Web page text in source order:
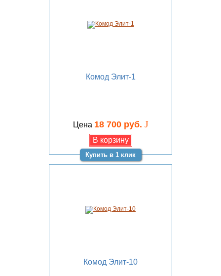
Комод Элит-1
Цена 18 700 руб. J
Купить в 1 клик
Комод Элит-10